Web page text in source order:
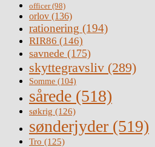
officer(98)
orlov (136)
rationering (194)
RIR86 (146)
savnede (175)
skyttegravsliv (289)
Somme (104)
sårede (518)
søkrig (126)
sønderjyder (519)
Tro (125)